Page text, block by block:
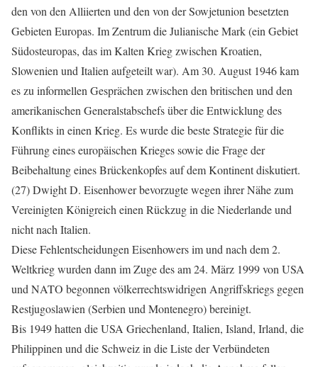
den von den Alliierten und den von der Sowjetunion besetzten
Gebieten Europas. Im Zentrum die Julianische Mark (ein Gebiet
Südosteuropas, das im Kalten Krieg zwischen Kroatien,
Slowenien und Italien aufgeteilt war). Am 30. August 1946 kam
es zu informellen Gesprächen zwischen den britischen und den
amerikanischen Generalstabschefs über die Entwicklung des
Konflikts in einen Krieg. Es wurde die beste Strategie für die
Führung eines europäischen Krieges sowie die Frage der
Beibehaltung eines Brückenkopfes auf dem Kontinent diskutiert.
(27) Dwight D. Eisenhower bevorzugte wegen ihrer Nähe zum
Vereinigten Königreich einen Rückzug in die Niederlande und
nicht nach Italien.
Diese Fehlentscheidungen Eisenhowers im und nach dem 2.
Weltkrieg wurden dann im Zuge des am 24. März 1999 von USA
und NATO begonnen völkerrechtswidrigen Angriffskriegs gegen
Restjugoslawien (Serbien und Montenegro) bereinigt.
Bis 1949 hatten die USA Griechenland, Italien, Island, Irland, die
Philippinen und die Schweiz in die Liste der Verbündeten